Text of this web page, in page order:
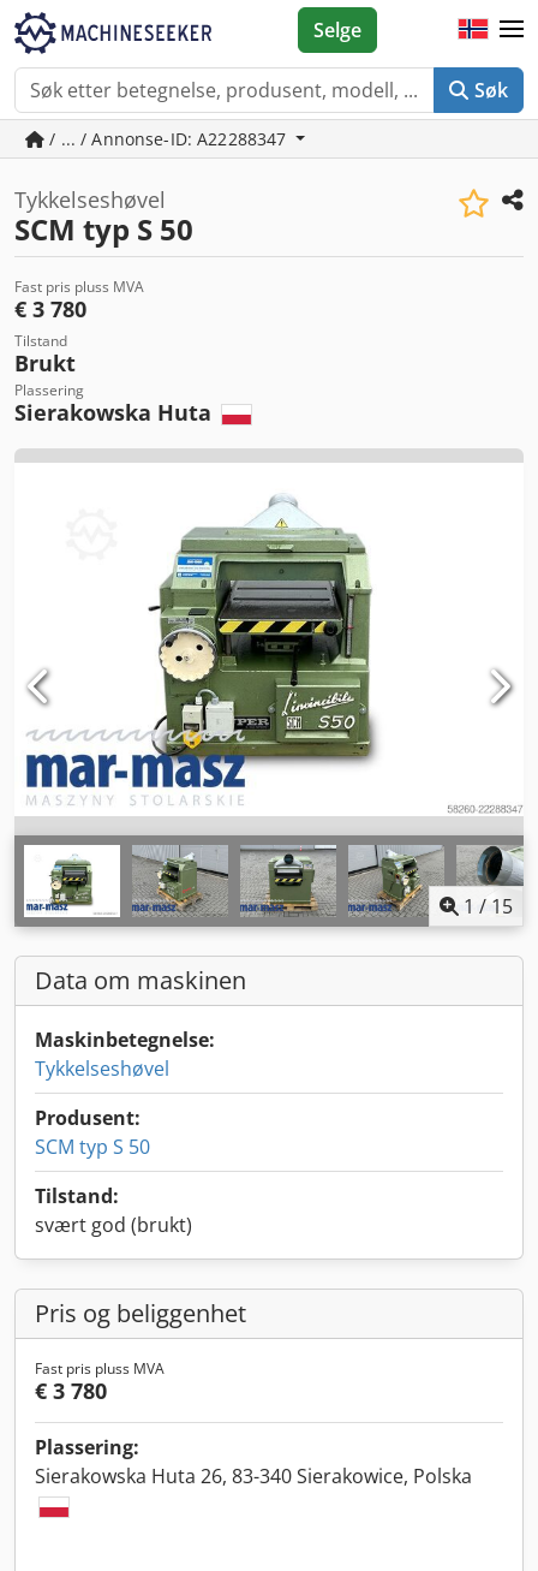
Søk
Selge
/ ... / Annonse-ID: A22288347
Tykkelseshøvel
SCM typ S 50
Fast pris pluss MVA
€ 3 780
Tilstand
Brukt
Plassering
Sierakowska Huta
1 / 15
Data om maskinen
Maskinbetegnelse:
Tykkelseshøvel
Produsent:
SCM typ S 50
Tilstand:
svært god (brukt)
Pris og beliggenhet
Fast pris pluss MVA
€ 3 780
Plassering:
Sierakowska Huta 26, 83-340 Sierakowice, Polska